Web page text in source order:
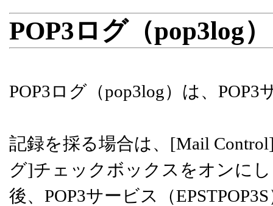
POP3ログ（pop3log
POP3ログ（pop3log）は、
記録を採る場合は、[Mail
グ]チェックボックスをオンに
後、POP3サービス（